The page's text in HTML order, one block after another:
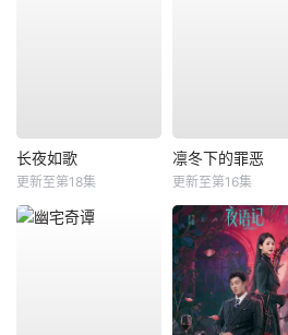
长夜如歌
更新至第18集
凛冬下的罪恶
更新至第16集